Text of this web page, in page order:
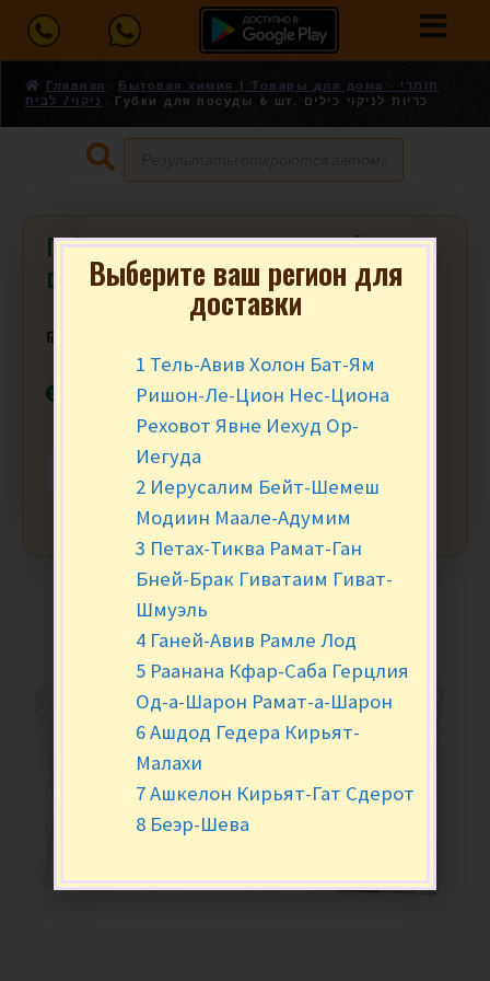
Главная
Бытовая химия | Товары для дома - חומרי
ניקוי/ לבית
Губки для посуды 6 шт. כריות לניקוי כילים
Губки для посуды 6 шт. כריות לניקוי
כילים
₪
В наличии
+
Выберите ваш регион для
доставки
1 Тель-Авив Холон Бат-Ям
Ришон-Ле-Цион Нес-Циона
Реховот Явне Иехуд Ор-
Иегуда
2 Иерусалим Бейт-Шемеш
Модиин Маале-Адумим
3 Петах-Тиква Рамат-Ган
Бней-Брак Гиватаим Гиват-
Шмуэль
4 Ганей-Авив Рамле Лод
5 Раанана Кфар-Саба Герцлия
Од-а-Шарон Рамат-а-Шарон
6 Ашдод Гедера Кирьят-
Малахи
7 Ашкелон Кирьят-Гат Сдерот
8 Беэр-Шева